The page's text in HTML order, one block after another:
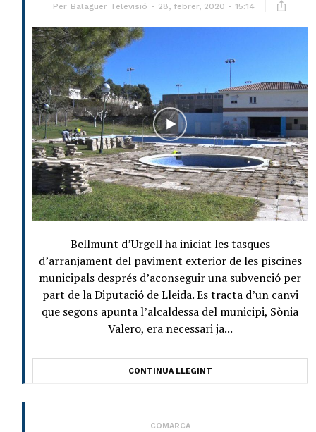
Per Balaguer Televisió 28, febrer, 2020 - 15:14
Bellmunt d’Urgell ha iniciat les tasques
d’arranjament del paviment exterior de les piscines
municipals després d’aconseguir una subvenció per
part de la Diputació de Lleida. Es tracta d’un canvi
que segons apunta l’alcaldessa del municipi, Sònia
Valero, era necessari ja...
CONTINUA LLEGINT
COMARCA